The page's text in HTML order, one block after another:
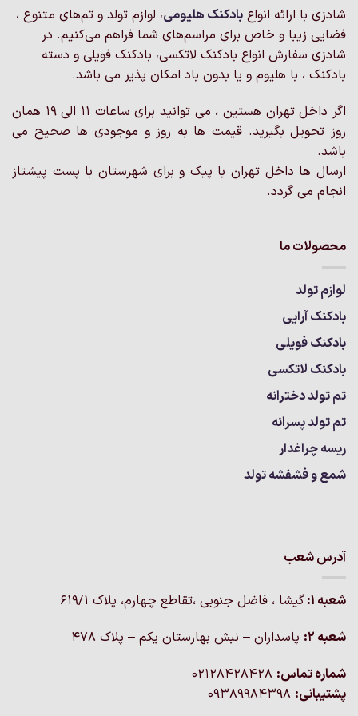
باشد.
گزینه
ها
ممکن
است
صفحه
محصول
شوند
باشد.
گزینه
ها
ممکن
است
صفحه
محصول
شوند
شادزی با ارائه انواع بادکنک‌ هلیومی، لوازم تولد و تم‌های متنوع ،
فضایی زیبا و خاص برای مراسم‌های شما فراهم می‌کنیم. در
شادزی سفارش انواع بادکنک لاتکسی، بادکنک فویلی و دسته
بادکنک ، با هلیوم و یا بدون باد امکان پذیر می باشد.
اگر داخل تهران هستین ، می توانید برای ساعات 11 الی 19 همان
روز تحویل بگیرید. قیمت ها به روز و موجودی ها صحیح می
باشد.
ارسال ها داخل تهران با پیک و برای شهرستان با پست پیشتاز
انجام می گردد.
محصولات ما
لوازم تولد
بادکنک آرایی
بادکنک فویلی
بادکنک لاتکسی
تم تولد دخترانه
تم تولد پسرانه
ریسه چراغدار
شمع و فشفشه تولد
آدرس شعب
شعبه 1:
گيشا ، فاضل جنوبی ،تقاطع چهارم، پلاک 619/1
شعبه 2:
پاسداران – نبش بهارستان یکم – پلاک ۴۷۸
شماره تماس:
پشتیبانی: